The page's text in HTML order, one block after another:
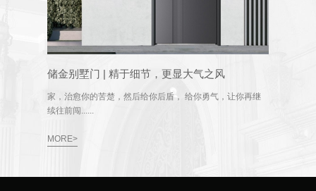
储金别墅门 | 精于细节，更显大气之风
家，治愈你的苦楚，然后给你后盾， 给你勇气，让你再继
续往前闯......
MORE>